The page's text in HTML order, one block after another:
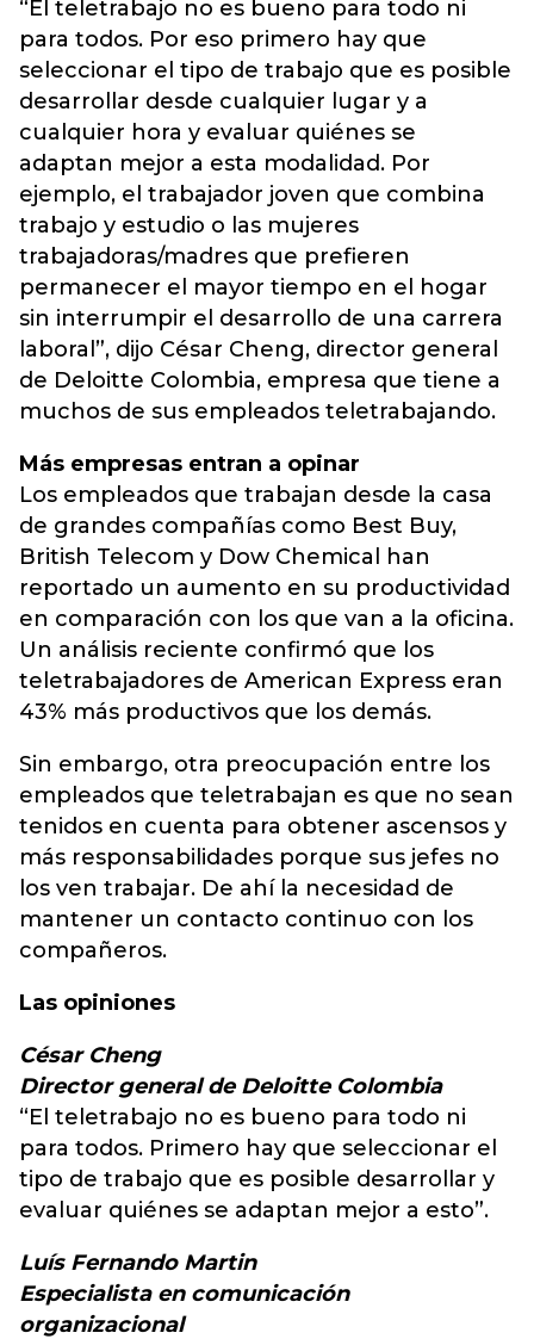
“El teletrabajo no es bueno para todo ni
para todos. Por eso primero hay que
seleccionar el tipo de trabajo que es posible
desarrollar desde cualquier lugar y a
cualquier hora y evaluar quiénes se
adaptan mejor a esta modalidad. Por
ejemplo, el trabajador joven que combina
trabajo y estudio o las mujeres
trabajadoras/madres que prefieren
permanecer el mayor tiempo en el hogar
sin interrumpir el desarrollo de una carrera
laboral”, dijo César Cheng, director general
de Deloitte Colombia, empresa que tiene a
muchos de sus empleados teletrabajando.
Más empresas entran a opinar
Los empleados que trabajan desde la casa
de grandes compañías como Best Buy,
British Telecom y Dow Chemical han
reportado un aumento en su productividad
en comparación con los que van a la oficina.
Un análisis reciente confirmó que los
teletrabajadores de American Express eran
43% más productivos que los demás.
Sin embargo, otra preocupación entre los
empleados que teletrabajan es que no sean
tenidos en cuenta para obtener ascensos y
más responsabilidades porque sus jefes no
los ven trabajar. De ahí la necesidad de
mantener un contacto continuo con los
compañeros.
Las opiniones
César Cheng
Director general de Deloitte Colombia
“El teletrabajo no es bueno para todo ni
para todos. Primero hay que seleccionar el
tipo de trabajo que es posible desarrollar y
evaluar quiénes se adaptan mejor a esto”.
Luís Fernando Martin
Especialista en comunicación
organizacional